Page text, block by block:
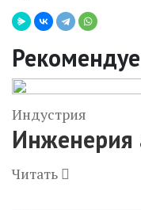
Индустрия
Инженерия
Читать